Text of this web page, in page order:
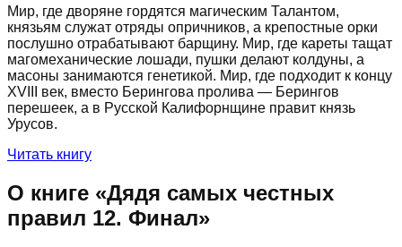
Мир, где дворяне гордятся магическим Талантом,
князьям служат отряды опричников, а крепостные орки
послушно отрабатывают барщину. Мир, где кареты тащат
магомеханические лошади, пушки делают колдуны, а
масоны занимаются генетикой. Мир, где подходит к концу
XVIII век, вместо Берингова пролива — Берингов
перешеек, а в Русской Калифорнщине правит князь
Урусов.
Читать книгу
О книге «Дядя самых честных
правил 12. Финал»